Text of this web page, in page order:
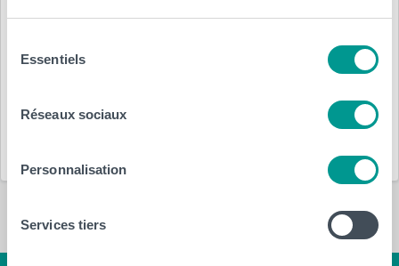
Essentiels
Réseaux sociaux
Personnalisation
Services tiers